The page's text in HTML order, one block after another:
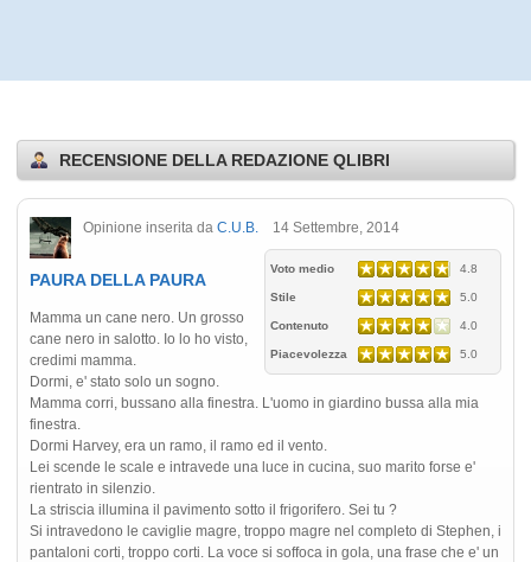
RECENSIONE DELLA REDAZIONE QLIBRI
Opinione inserita da C.U.B. 14 Settembre, 2014
Voto medio 4.8
Stile 5.0
Contenuto 4.0
Piacevolezza 5.0
PAURA DELLA PAURA
Mamma un cane nero. Un grosso
cane nero in salotto. Io lo ho visto,
credimi mamma.
Dormi, e' stato solo un sogno.
Mamma corri, bussano alla finestra. L'uomo in giardino bussa alla mia
finestra.
Dormi Harvey, era un ramo, il ramo ed il vento.
Lei scende le scale e intravede una luce in cucina, suo marito forse e'
rientrato in silenzio.
La striscia illumina il pavimento sotto il frigorifero. Sei tu ?
Si intravedono le caviglie magre, troppo magre nel completo di Stephen, i
pantaloni corti, troppo corti. La voce si soffoca in gola, una frase che e' un